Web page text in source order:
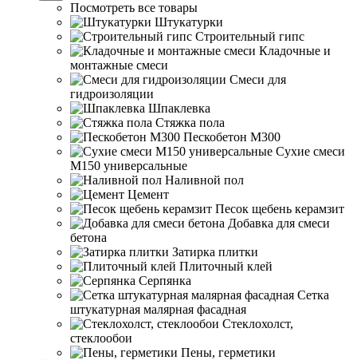
Посмотреть все товары
Штукатурки
Строительный гипс
Кладочные и
монтажные смеси
Смеси для
гидроизоляции
Шпаклевка
Стяжка пола
Пескобетон М300
Сухие смеси
М150 универсальные
Наливной пол
Цемент
Песок щебень керамзит
Добавка для смеси
бетона
Затирка плитки
Плиточный клей
Серпянка
Сетка
штукатурная малярная фасадная
Стеклохолст,
стеклообои
Пены, герметики